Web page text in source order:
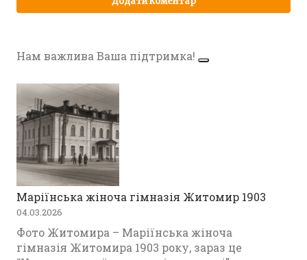
Нам важлива Ваша підтримка!
Маріїнська жіноча гімназія Житомир 1903
04.03.2026
Фото Житомира – Маріїнська жіноча
гімназія Житомира 1903 року, зараз це